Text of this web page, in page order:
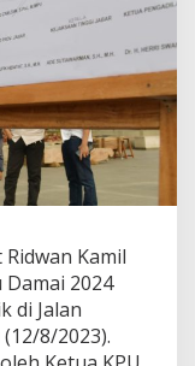
Kamil
2024
di Jalan
8/2023).